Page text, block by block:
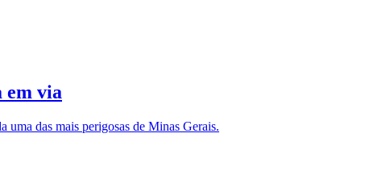
em via
das mais perigosas de Minas Gerais.